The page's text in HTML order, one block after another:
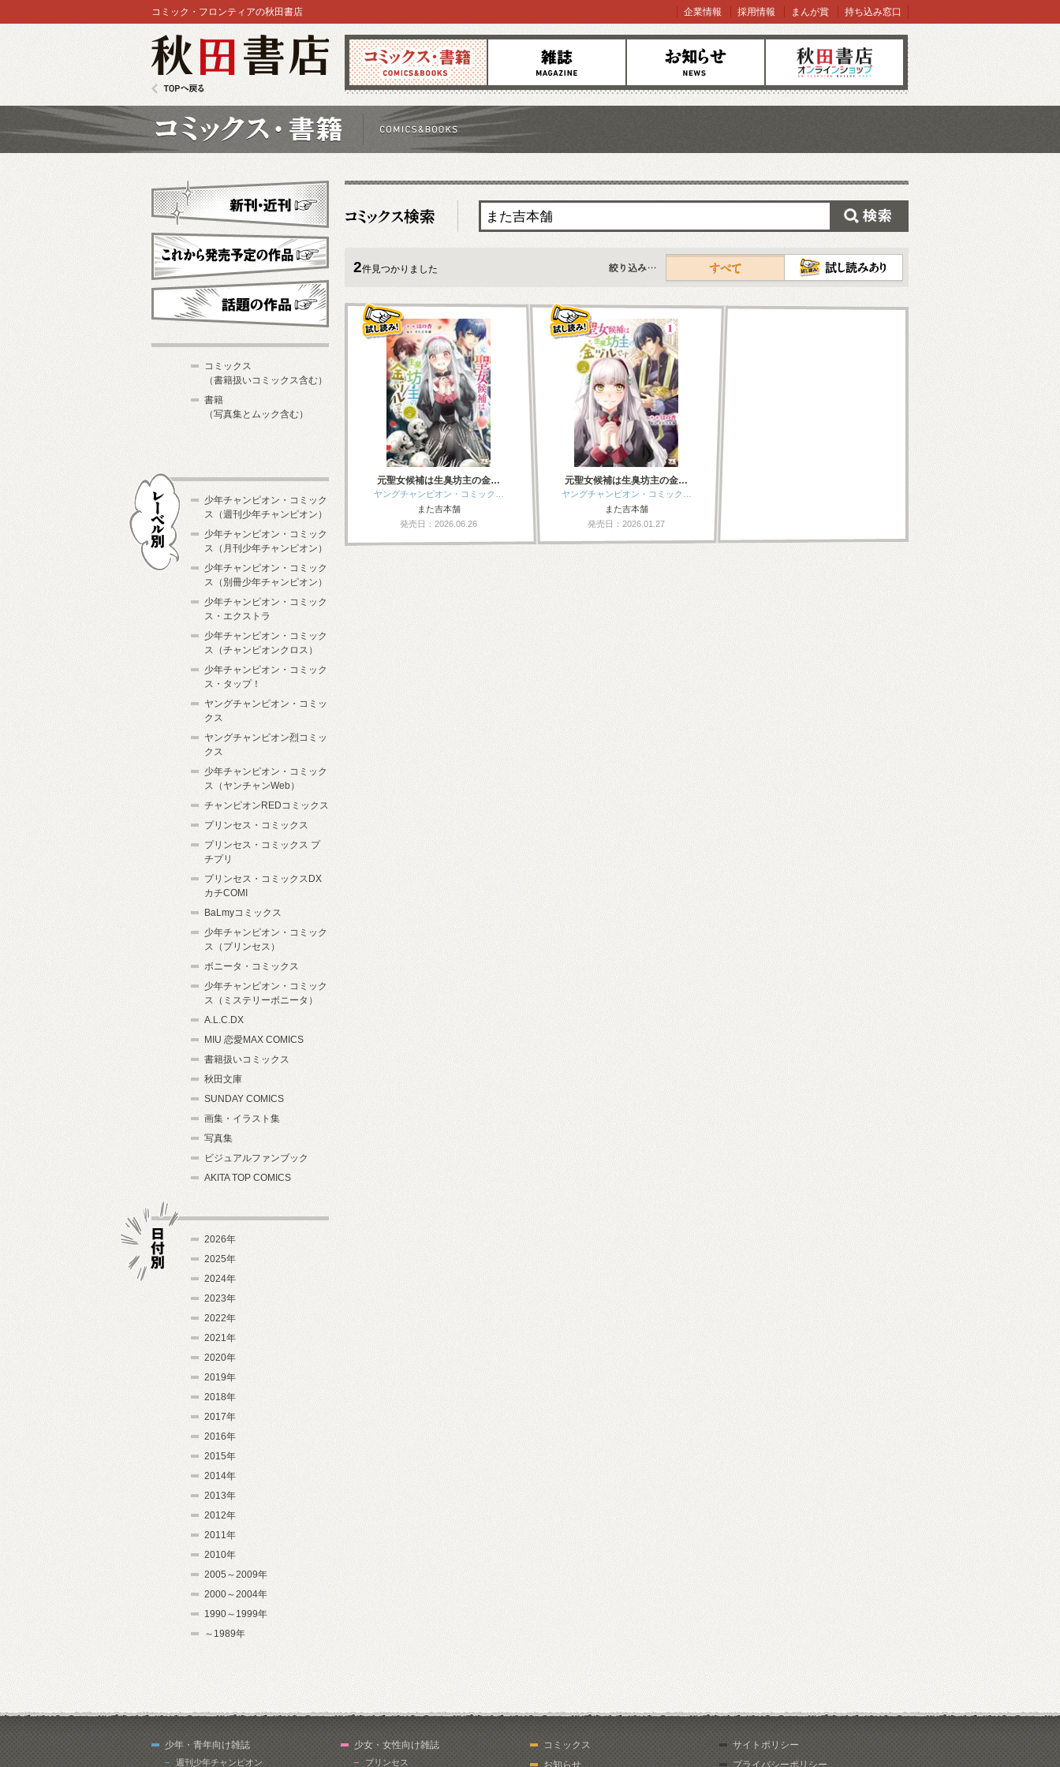
コミックス 雑誌 お知らせ オンラインショップ
コミック・フロンティアの秋田書店 企業情報 採用情報 まんが賞 持ち込み窓口
2件見つかりました
すべて
元聖女候補は生臭坊主の金…
ヤングチャンピオン・コミック…
また吉本舗
発売日：2026.06.26
元聖女候補は生臭坊主の金…
ヤングチャンピオン・コミック…
また吉本舗
発売日：2026.01.27
新刊・近刊
これから発売予定
コミックス
（書籍扱いコミックス含む）
書籍
（写真集とムック含む）
少年チャンピオン・コミック
ス（週刊少年チャンピオン）
少年チャンピオン・コミック
ス（月刊少年チャンピオン）
少年チャンピオン・コミック
ス（別冊少年チャンピオン）
少年チャンピオン・コミック
ス・エクストラ
少年チャンピオン・コミック
ス（チャンピオンクロス）
少年チャンピオン・コミック
ス・タップ！
ヤングチャンピオン・コミッ
クス
ヤングチャンピオン烈コミッ
クス
少年チャンピオン・コミック
ス（ヤンチャンWeb）
チャンピオンREDコミックス
プリンセス・コミックス
プリンセス・コミックス プ
チプリ
プリンセス・コミックスDX
カチCOMI
BaLmyコミックス
少年チャンピオン・コミック
ス（プリンセス）
ボニータ・コミックス
少年チャンピオン・コミック
ス（ミステリーボニータ）
A.L.C.DX
MIU 恋愛MAX COMICS
書籍扱いコミックス
秋田文庫
SUNDAY COMICS
画集・イラスト集
写真集
ビジュアルファンブック
AKITA TOP COMICS
2026年
2025年
2024年
2023年
2022年
2021年
2020年
2019年
2018年
2017年
2016年
2015年
2014年
2013年
2012年
2011年
2010年
2005～2009年
2000～2004年
1990～1999年
～1989年
少年・青年向け雑誌
週刊少年チャンピオン
少女・女性向け雑誌
プリンセス
コミックス
お知らせ
サイトポリシー
プライバシーポリシー